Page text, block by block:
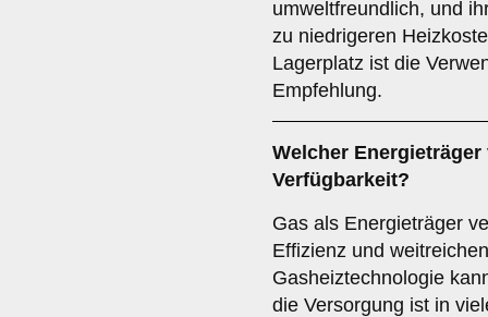
umweltfreundlich, und
zu niedrigeren
Lagerplatz ist die
Empfehlung.
Welcher Energieträger
Verfügbarkeit?
Gas als Energieträger
Effizienz und
Gasheiztechnologie
die Versorgung ist in